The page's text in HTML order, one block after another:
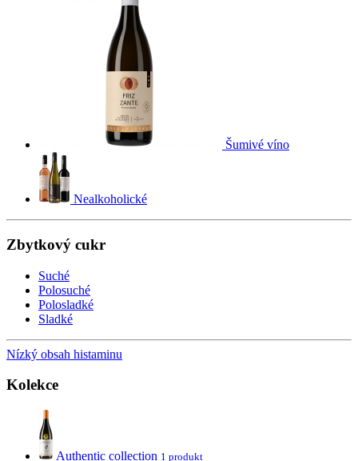
Šumivé víno
Nealkoholické
Zbytkový cukr
Suché
Polosuché
Polosladké
Sladké
Nízký obsah histaminu
Kolekce
Authentic collection 1 produkt